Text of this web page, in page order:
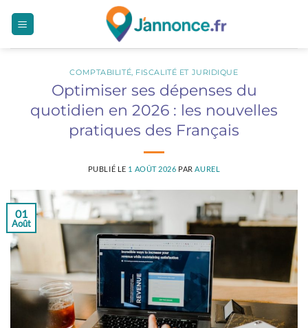
COMPTABILITÉ, FISCALITÉ ET JURIDIQUE
Optimiser ses dépenses du
quotidien en 2026 : les nouvelles
pratiques des Français
PUBLIÉ LE 1 AOÛT 2026 PAR AUREL
01
Août